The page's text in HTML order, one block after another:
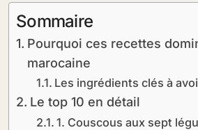
Sommaire
Pourquoi ces recettes
marocaine
Les ingrédients clés à
Le top 10 en détail
1. Couscous aux sept